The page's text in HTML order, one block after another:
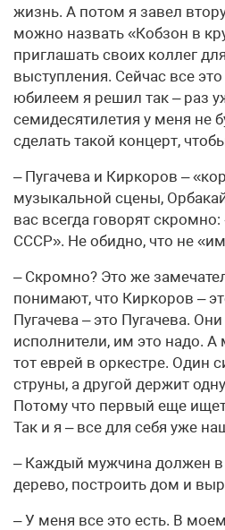
жизнь. А потом я завел
можно назвать «Кобзон в
приглашать своих коллег
выступления. Сейчас все
юбилеем я решил так – раз
семидесятилетия у меня не
сделать такой концерт,
– Пугачева и Киркоров –
музыкальной сцены,
вас всегда говорят
СССР». Не обидно, что не
– Скромно? Это же
понимают, что Киркоров –
Пугачева – это Пугачева.
исполнители, им это надо. А
тот еврей в оркестре. Один
струны, а другой держит
Потому что первый еще
Так и я – все для себя уже
– Каждый мужчина должен в
дерево, построить дом и
– У меня все это есть. В